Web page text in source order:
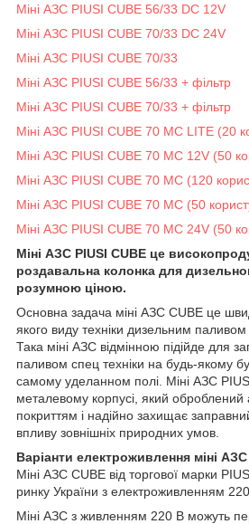
Міні АЗС PIUSI CUBE 56/33 DC 12V
Міні АЗС PIUSI CUBE 70/33 DC 24V
Міні АЗС PIUSI CUBE 70/33
Міні АЗС PIUSI CUBE 56/33 + фільтр
Міні АЗС PIUSI CUBE 70/33 + фільтр
Міні АЗС PIUSI CUBE 70 MC LITE (20
Міні АЗС PIUSI CUBE 70 MC 12V (50
Міні АЗС PIUSI CUBE 70 MC (120
Міні АЗС PIUSI CUBE 70 MC (50
Міні АЗС PIUSI CUBE 70 MC 24V (50
Міні АЗС PIUSI CUBE це
роздавальна колонка для
розумною ціною.
Основна задача міні АЗС CUBE це
якого виду техніки дизельним
Така міні АЗС відмінною підійде для
паливом спец техніки на будь-якому
самому уделанном полі. Міні АЗС
металевому корпусі, який оброблений
покриттям і надійно захищає
впливу зовнішніх природних умов.
Варіанти електроживлення міні АЗС
Міні АЗС CUBE від торгової марки
ринку України з електроживленням
Міні АЗС з живленням 220 В можуть